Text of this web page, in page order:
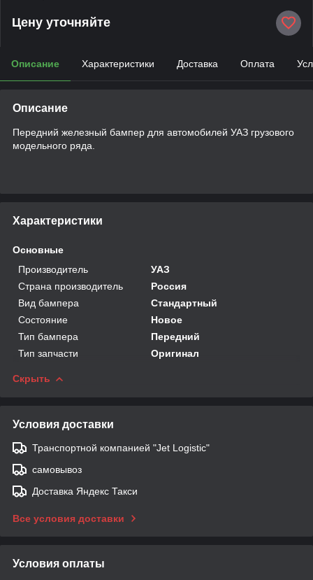
Цену уточняйте
Описание Характеристики Доставка Оплата
Описание
Передний железный бампер для автомобилей УАЗ грузового
модельного ряда.
Характеристики
Основные
Производитель
УАЗ
Страна производитель
Россия
Вид бампера
Стандартный
Состояние
Новое
Тип бампера
Передний
Тип запчасти
Оригинал
Скрыть
Условия доставки
Транспортной компанией "Jet Logistic"
самовывоз
Доставка Яндекс Такси
Все условия доставки
Условия оплаты